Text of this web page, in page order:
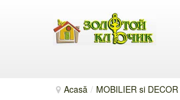
Acasă / MOBILIER si DECOR